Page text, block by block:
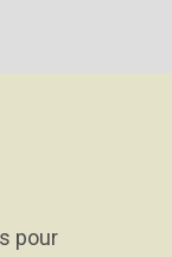
pour